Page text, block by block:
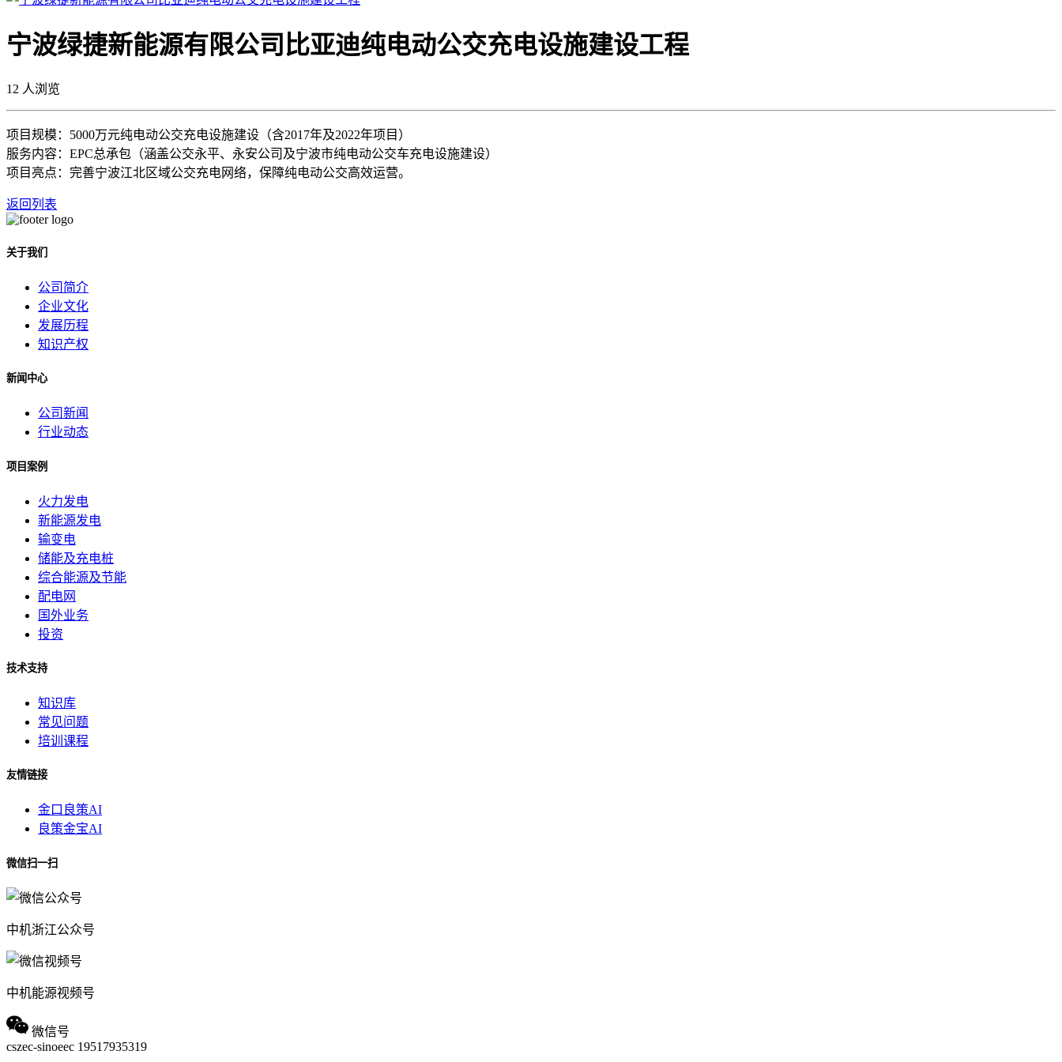
宁波绿捷新能源有限公司比亚迪纯电动公交充电设施建设工程
12 人浏览
项目规模：5000万元纯电动公交充电设施建设（含2017年及2022年项目）
服务内容：EPC总承包（涵盖公交永平、永安公司及宁波市纯电动公交车充电设施建设）
项目亮点：完善宁波江北区域公交充电网络，保障纯电动公交高效运营。
返回列表
关于我们
公司简介
企业文化
发展历程
知识产权
新闻中心
公司新闻
行业动态
项目案例
火力发电
新能源发电
输变电
储能及充电桩
综合能源及节能
配电网
国外业务
投资
技术支持
知识库
常见问题
培训课程
友情链接
金口良策AI
良策金宝AI
微信扫一扫
中机浙江公众号
中机能源视频号
微信号
cszec-sinoeec 19517935319